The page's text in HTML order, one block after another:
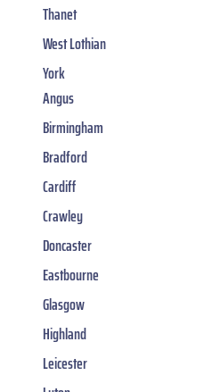
Thanet
West Lothian
York
Angus
Birmingham
Bradford
Cardiff
Crawley
Doncaster
Eastbourne
Glasgow
Highland
Leicester